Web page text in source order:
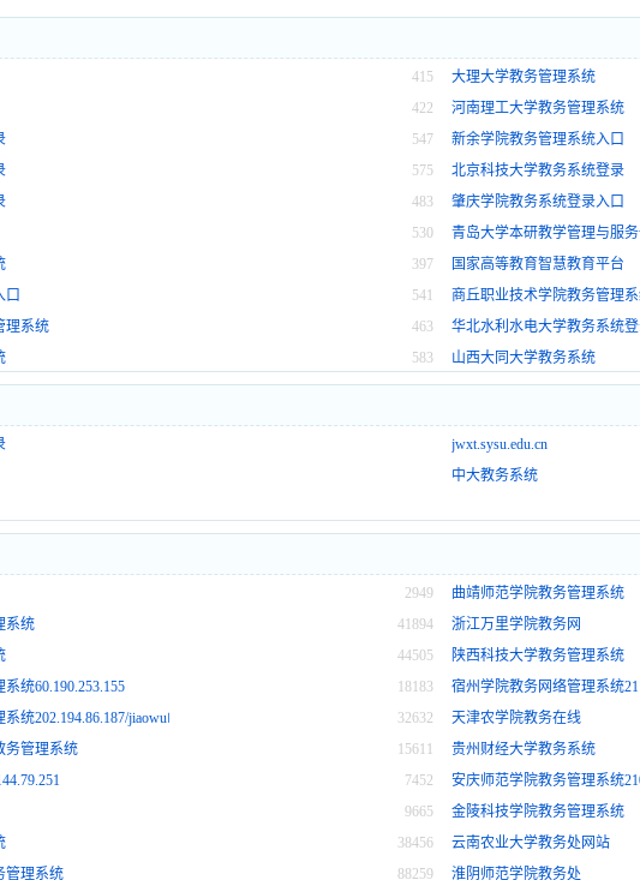
415
大理大学教务管理系统
422
河南理工大学教务管理系统
547
新余学院教务管理系统入口
575
北京科技大学教务系统登录
483
肇庆学院教务系统登录入口
530
青岛大学本研教学管理与服
397
国家高等教育智慧教育平台
541
口
商丘职业技术学院教务管理
463
理系统
华北水利水电大学教务系统
583
山西大同大学教务系统
jwxt.sysu.edu.cn
中大教务系统
2949
曲靖师范学院教务管理系统
41894
系统
浙江万里学院教务网
44505
陕西科技大学教务管理系统
18183
统60.190.253.155
宿州学院教务网络管理系统
32632
统202.194.86.187/jiaowu山
天津农学院教务在线
15611
务管理系统
贵州财经大学教务系统
7452
安庆师范学院教务管理系统
9665
金陵科技学院教务管理系统
38456
云南农业大学教务处网站
88259
管理系统 淮阴师范学院教务处